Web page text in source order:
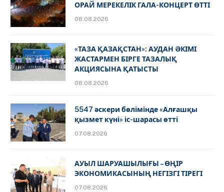
ОРАЙ МЕРЕКЕЛІК ГАЛА-КОНЦЕРТ ӨТТІ
08.08.2026
«ТАЗА ҚАЗАҚСТАН»: АУДАН ӘКІМІ
ЖАСТАРМЕН БІРГЕ ТАЗАЛЫҚ
АКЦИЯСЫНА ҚАТЫСТЫ
08.08.2026
5547 әскери бөлімінде «Алғашқы
қызмет күні» іс-шарасы өтті
07.08.2026
АУЫЛ ШАРУАШЫЛЫҒЫ – ӨҢІР
ЭКОНОМИКАСЫНЫҢ НЕГІЗГІ ТІРЕГІ
07.08.2026